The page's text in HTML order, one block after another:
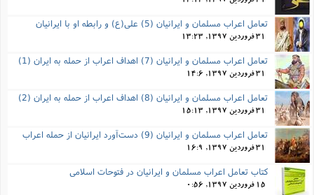
تعامل اعراب مسلمان و ایرانیان (5) علی(ع) و رابطه‌ او با ایرانیان
31 فروردین 1397, 13:23
تعامل اعراب مسلمان و ایرانیان (7) اهداف اعراب از حمله به ایران (1)
31 فروردین 1397, 14:6
تعامل اعراب مسلمان و ایرانیان (8) اهداف اعراب از حمله به ایران (2)
31 فروردین 1397, 15:13
تعامل اعراب مسلمان و ایرانیان (9) دست‌آورد ایرانیان از حمله اعراب
31 فروردین 1397, 16:9
کتاب تعامل اعراب مسلمان و ایرانیان در فتوحات اسلامی
15 فروردین 1397, 0:56